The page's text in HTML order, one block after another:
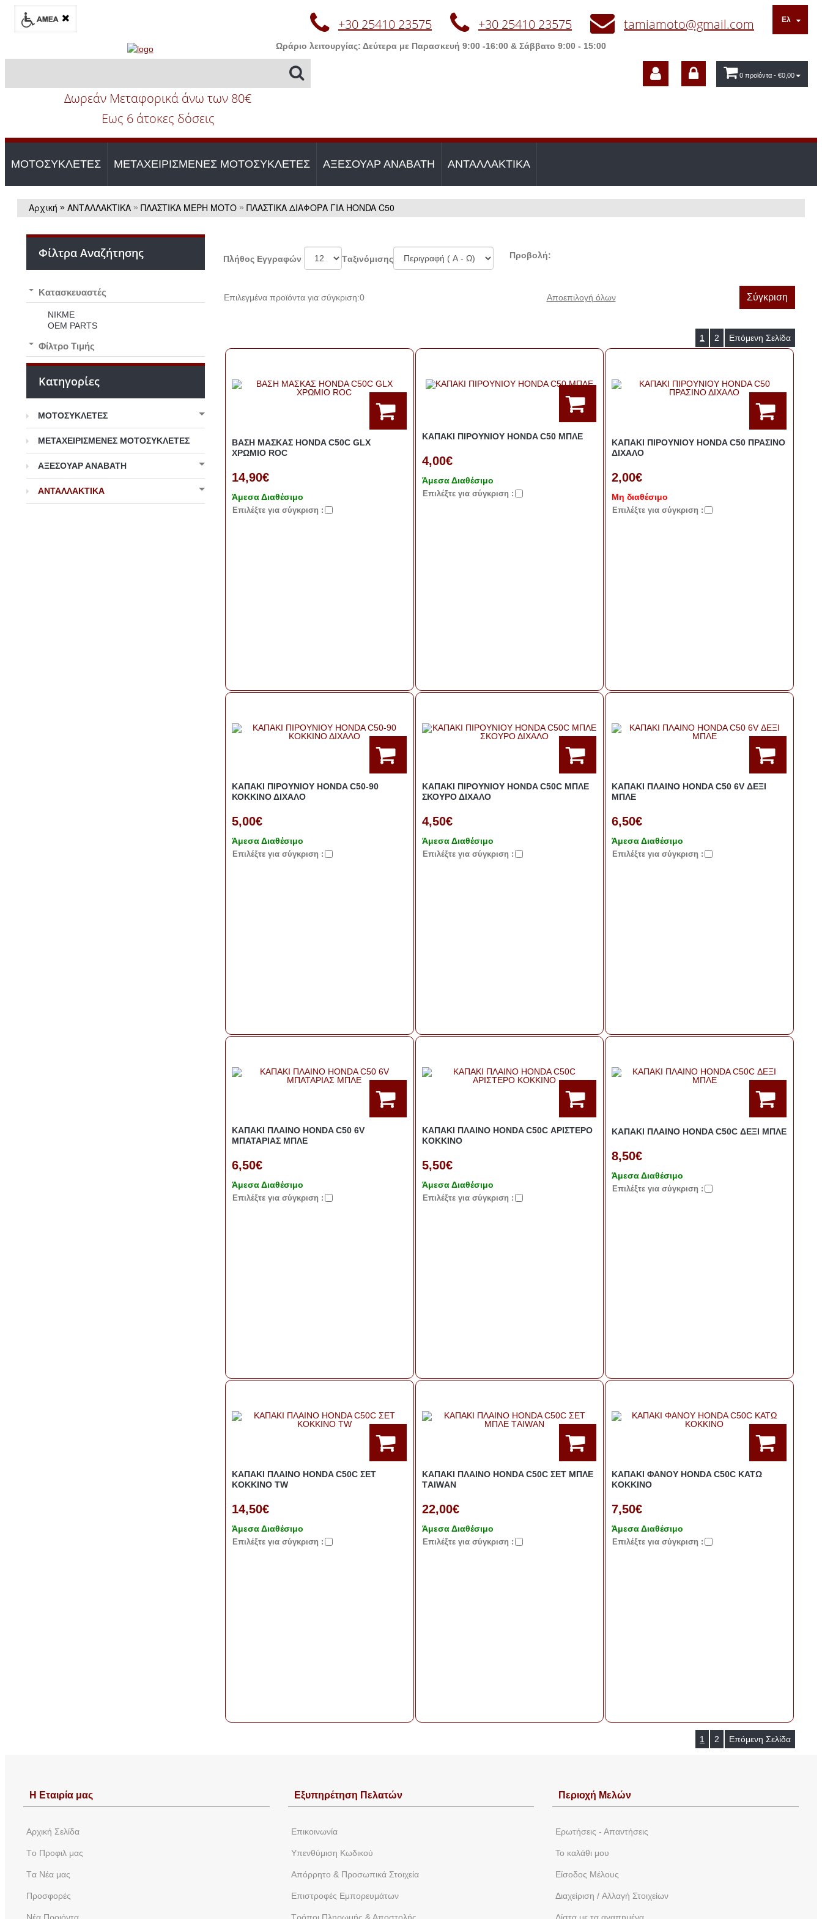
+30 25410 23575 +30 25410 23575 tamiamoto@gmail.com Ελ
0 προϊόντα - €0,00
Ωράριο λειτουργίας: Δεύτερα με Παρασκευή 9:00 -16:00 & Σάββατο 9:00 - 15:00
Δωρεάν Μεταφορικά άνω των 80€
Εως 6 άτοκες δόσεις
ΜΟΤΟΣΥΚΛΕΤΕΣ ΜΕΤΑΧΕΙΡΙΣΜΕΝΕΣ ΜΟΤΟΣΥΚΛΕΤΕΣ ΑΞΕΣΟΥΑΡ ΑΝΑΒΑΤΗ ΑΝΤΑΛΛΑΚΤΙΚΑ
Αρχική » ΑΝΤΑΛΛΑΚΤΙΚΑ » ΠΛΑΣΤΙΚΑ ΜΕΡΗ ΜΟΤΟ » ΠΛΑΣΤΙΚΑ ΔΙΑΦΟΡΑ ΓΙΑ HONDA C50
Φίλτρα Αναζήτησης
Kατασκευαστές
NIKME
OEM PARTS
Φίλτρο Τιμής
Κατηγορίες
ΜΟΤΟΣΥΚΛΕΤΕΣ
ΜΕΤΑΧΕΙΡΙΣΜΕΝΕΣ ΜΟΤΟΣΥΚΛΕΤΕΣ
ΑΞΕΣΟΥΑΡ ΑΝΑΒΑΤΗ
ΑΝΤΑΛΛΑΚΤΙΚΑ
Πλήθος Εγγραφών Tαξινόμισης Προβολή:
Επιλεγμένα προϊόντα για σύγκριση:0 Αποεπιλογή όλων Σύγκριση
1 2 Επόμενη Σελίδα
ΒΑΣΗ ΜΑΣΚΑΣ HONDA C50C GLX
ΧΡΩΜΙΟ ROC
14,90€
Άμεσα Διαθέσιμο
Eπιλέξτε για σύγκριση :
ΚΑΠΑΚΙ ΠΙΡΟΥΝΙΟΥ HONDA C50 ΜΠΛΕ
4,00€
Άμεσα Διαθέσιμο
Eπιλέξτε για σύγκριση :
ΚΑΠΑΚΙ ΠΙΡΟΥΝΙΟΥ HONDA C50 ΠΡΑΣΙΝΟ
ΔΙΧΑΛΟ
2,00€
Μη διαθέσιμο
Eπιλέξτε για σύγκριση :
ΚΑΠΑΚΙ ΠΙΡΟΥΝΙΟΥ HONDA C50-90
ΚΟΚΚΙΝΟ ΔΙΧΑΛΟ
5,00€
Άμεσα Διαθέσιμο
Eπιλέξτε για σύγκριση :
ΚΑΠΑΚΙ ΠΙΡΟΥΝΙΟΥ HONDA C50C ΜΠΛΕ
ΣΚΟΥΡΟ ΔΙΧΑΛΟ
4,50€
Άμεσα Διαθέσιμο
Eπιλέξτε για σύγκριση :
ΚΑΠΑΚΙ ΠΛΑΙΝΟ HONDA C50 6V ΔΕΞΙ
ΜΠΛΕ
6,50€
Άμεσα Διαθέσιμο
Eπιλέξτε για σύγκριση :
ΚΑΠΑΚΙ ΠΛΑΙΝΟ HONDA C50 6V
ΜΠΑΤΑΡΙΑΣ ΜΠΛΕ
6,50€
Άμεσα Διαθέσιμο
Eπιλέξτε για σύγκριση :
ΚΑΠΑΚΙ ΠΛΑΙΝΟ HONDA C50C ΑΡΙΣΤΕΡΟ
KOKKINO
5,50€
Άμεσα Διαθέσιμο
Eπιλέξτε για σύγκριση :
ΚΑΠΑΚΙ ΠΛΑΙΝΟ HONDA C50C ΔΕΞΙ ΜΠΛΕ
8,50€
Άμεσα Διαθέσιμο
Eπιλέξτε για σύγκριση :
ΚΑΠΑΚΙ ΠΛΑΙΝΟ HONDA C50C ΣΕΤ
KOKKINO TW
14,50€
Άμεσα Διαθέσιμο
Eπιλέξτε για σύγκριση :
ΚΑΠΑΚΙ ΠΛΑΙΝΟ HONDA C50C ΣΕΤ ΜΠΛΕ
TΑΙWΑΝ
22,00€
Άμεσα Διαθέσιμο
Eπιλέξτε για σύγκριση :
ΚΑΠΑΚΙ ΦΑΝΟΥ HONDA C50C ΚΑΤΩ
KOΚΚΙΝΟ
7,50€
Άμεσα Διαθέσιμο
Eπιλέξτε για σύγκριση :
1 2 Επόμενη Σελίδα
Η Εταιρία μας
Aρχική Σελίδα
Tο Προφιλ μας
Tα Νέα μας
Προσφορές
Νέα Προιόντα
Εξυπηρέτηση Πελατών
Eπικοινωνία
Yπενθύμιση Κωδικού
Απόρρητο & Προσωπικά Στοιχεία
Επιστροφές Εμπορευμάτων
Τρόποι Πληρωμής & Αποστολής
Περιοχή Mελών
Ερωτήσεις - Απαντήσεις
To καλάθι μου
Eίσοδος Μέλους
Διαχείριση / Aλλαγή Στοιχείων
Λίστα με τα αγαπημένα